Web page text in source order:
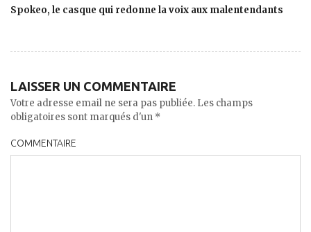
Spokeo, le casque qui redonne la voix aux malentendants
LAISSER UN COMMENTAIRE
Votre adresse email ne sera pas publiée. Les champs
obligatoires sont marqués d'un *
COMMENTAIRE